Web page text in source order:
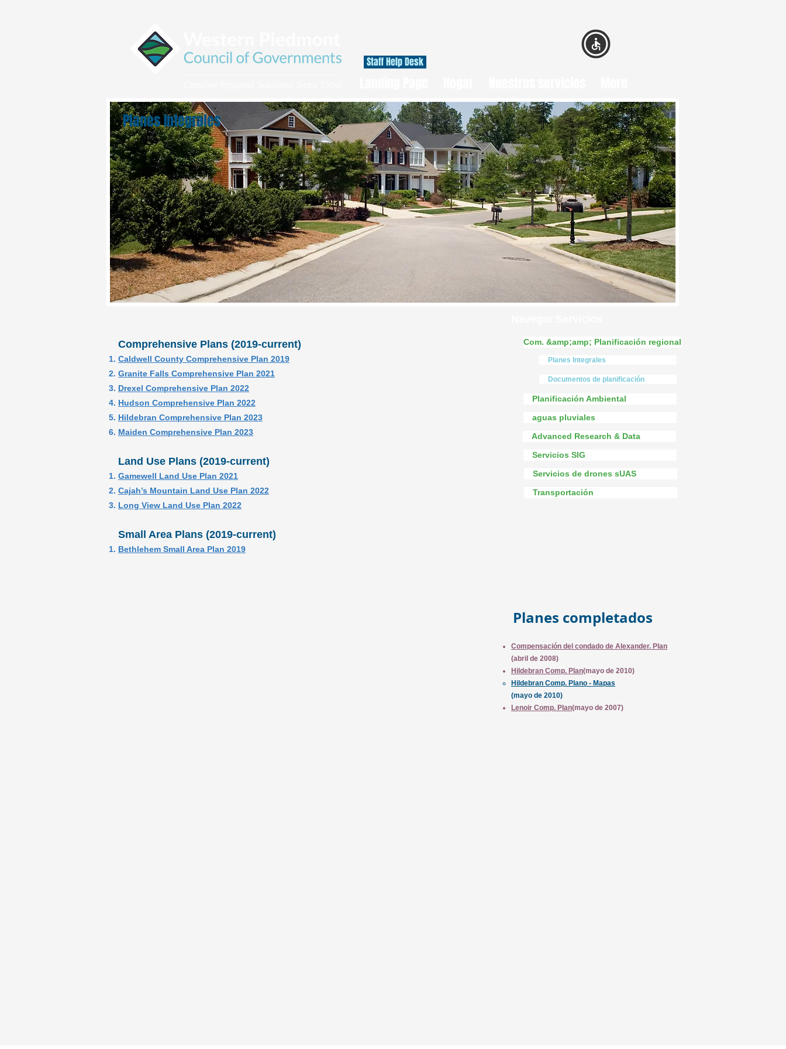
Staff Help Desk
Com. &amp;amp; Planificación regional
Planes Integrales
Documentos de planificación
Planificación Ambiental
aguas pluviales
Advanced Research & Data
Servicios SIG
Servicios de drones sUAS
Transportación
Planes Integrales
Comprehensive Plans (2019-current)
Caldwell County Comprehensive Plan 2019
Granite Falls Comprehensive Plan 2021
Drexel Comprehensive Plan 2022
Hudson Comprehensive Plan 2022
Hildebran Comprehensive Plan 2023
Maiden Comprehensive Plan 2023
Land Use Plans (2019-current)
Gamewell Land Use Plan 2021
Cajah’s Mountain Land Use Plan 2022
Long View Land Use Plan 2022
Small Area Plans (2019-current)
Bethlehem Small Area Plan 2019
Planes completados
Compensación del condado de Alexander. Plan
(abril de 2008)
Hildebran Comp. Plan(mayo de 2010)
Hildebran Comp. Plano - Mapas
(mayo de 2010)
Lenoir Comp. Plan(mayo de 2007)